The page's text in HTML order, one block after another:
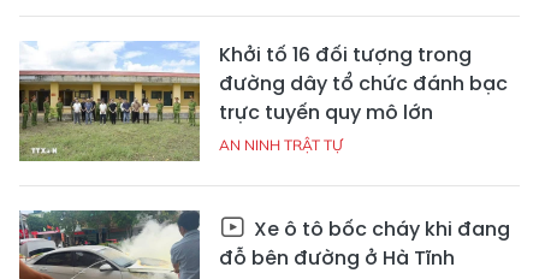
Khởi tố 16 đối tượng trong
đường dây tổ chức đánh bạc
trực tuyến quy mô lớn
AN NINH TRẬT TỰ
Xe ô tô bốc cháy khi đang
đỗ bên đường ở Hà Tĩnh